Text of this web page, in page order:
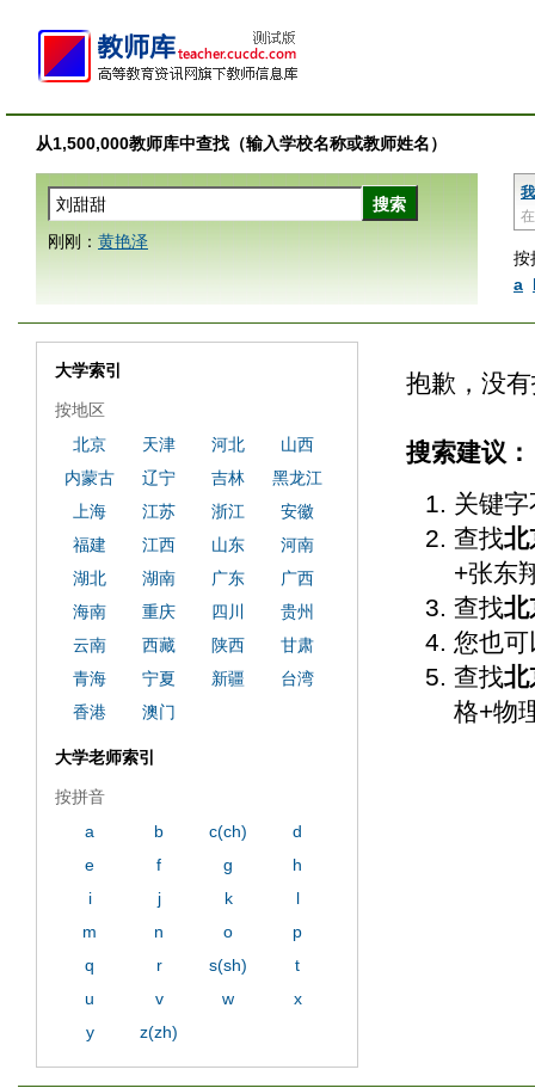
从1,500,000教师库中查找（输入学校名称或教师姓名）
按
a
刚刚： 黄艳泽
抱歉，没
搜索建议：
关键
查找北
+张东
查找北
您也
查找北
格+物
大学索引
按地区
北京
天津 河北
山西
内蒙古
辽宁 吉林
黑龙江
上海
江苏 浙江
安徽
福建
江西 山东
河南
湖北
湖南 广东
广西
海南
重庆 四川
贵州
云南
西藏 陕西
甘肃
青海
宁夏 新疆
台湾
香港
澳门
大学老师索引
按拼音
a
b c(ch)
d
e
f g
h
i
j k
l
m
n o
p
q
r s(sh)
t
u
v w
x
y
z(zh)